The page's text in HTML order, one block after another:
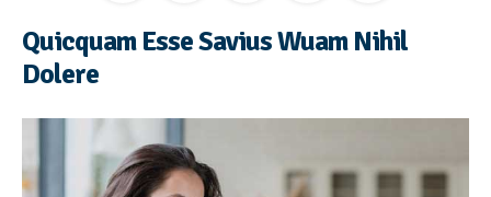
Quicquam Esse Savius Wuam Nihil
Dolere